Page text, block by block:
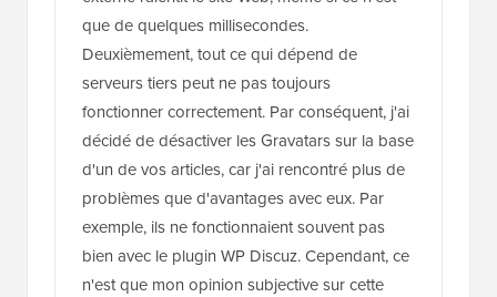
que de quelques millisecondes.
Deuxièmement, tout ce qui dépend de
serveurs tiers peut ne pas toujours
fonctionner correctement. Par conséquent, j'ai
décidé de désactiver les Gravatars sur la base
d'un de vos articles, car j'ai rencontré plus de
problèmes que d'avantages avec eux. Par
exemple, ils ne fonctionnaient souvent pas
bien avec le plugin WP Discuz. Cependant, ce
n'est que mon opinion subjective sur cette